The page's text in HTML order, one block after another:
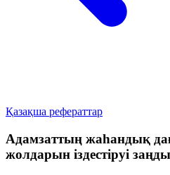
Қазақша рефераттар
Адамзаттың жаһандық
жолдарын іздестіруі заңды